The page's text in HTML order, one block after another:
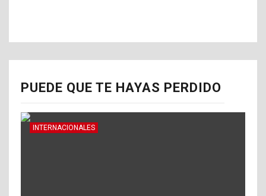
PUEDE QUE TE HAYAS PERDIDO
INTERNACIONALES